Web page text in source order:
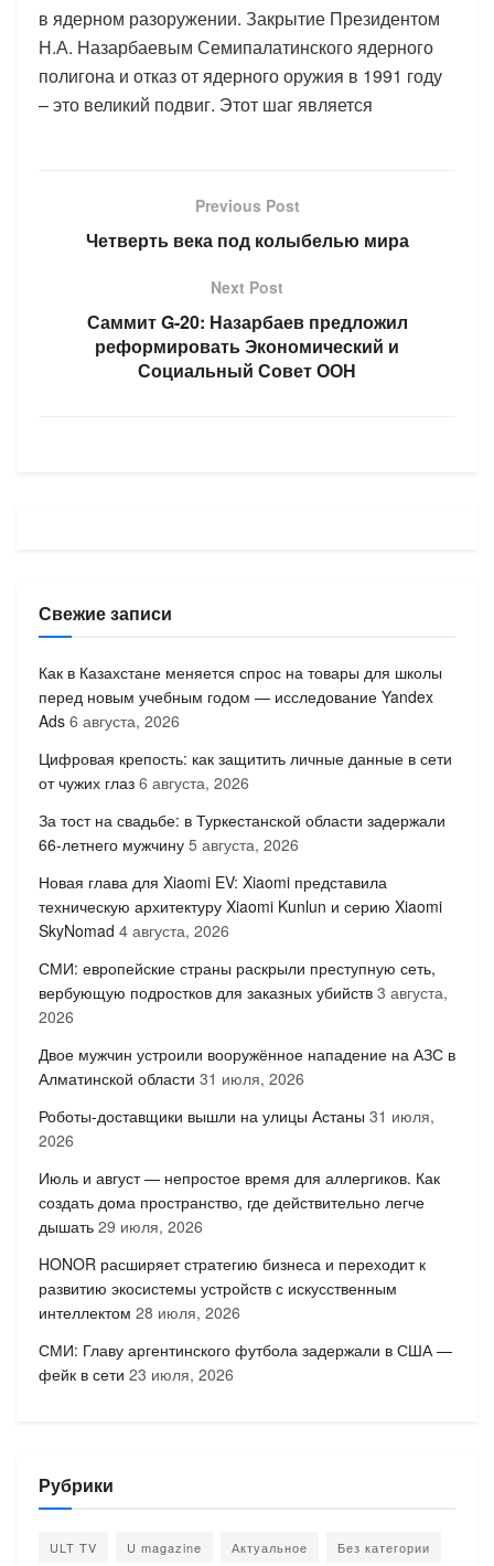
в ядерном разоружении. Закрытие Президентом
Н.А. Назарбаевым Семипалатинского ядерного
полигона и отказ от ядерного оружия в 1991 году
– это великий подвиг. Этот шаг является
Previous Post
Четверть века под колыбелью мира
Next Post
Саммит G-20: Назарбаев предложил
реформировать Экономический и
Социальный Совет ООН
Свежие записи
Как в Казахстане меняется спрос на товары для школы
перед новым учебным годом — исследование Yandex
Ads 6 августа, 2026
Цифровая крепость: как защитить личные данные в сети
от чужих глаз 6 августа, 2026
За тост на свадьбе: в Туркестанской области задержали
66-летнего мужчину 5 августа, 2026
Новая глава для Xiaomi EV: Xiaomi представила
техническую архитектуру Xiaomi Kunlun и серию Xiaomi
SkyNomad 4 августа, 2026
СМИ: европейские страны раскрыли преступную сеть,
вербующую подростков для заказных убийств 3 августа,
2026
Двое мужчин устроили вооружённое нападение на АЗС в
Алматинской области 31 июля, 2026
Роботы-доставщики вышли на улицы Астаны 31 июля,
2026
Июль и август — непростое время для аллергиков. Как
создать дома пространство, где действительно легче
дышать 29 июля, 2026
HONOR расширяет стратегию бизнеса и переходит к
развитию экосистемы устройств с искусственным
интеллектом 28 июля, 2026
СМИ: Главу аргентинского футбола задержали в США —
фейк в сети 23 июля, 2026
Рубрики
ULT TV U magazine Актуальное Без категории